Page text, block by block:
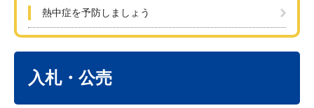
熱中症を予防しましょう
入札・公売